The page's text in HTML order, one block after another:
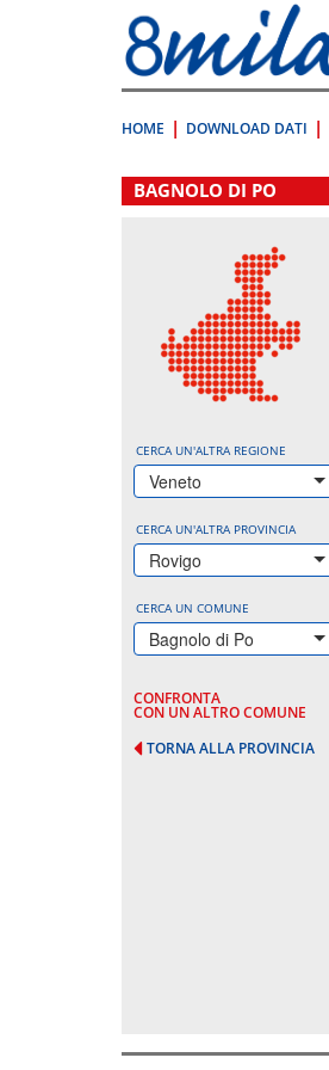
direttamente
a:
Contenuto
HOME DOWNLOAD DATI
.
BAGNOLO DI PO
CERCA UN'ALTRA REGIONE
Veneto
CERCA UN'ALTRA PROVINCIA
Rovigo
CERCA UN COMUNE
Bagnolo di Po
CONFRONTA
CON UN ALTRO COMUNE
TORNA ALLA PROVINCIA